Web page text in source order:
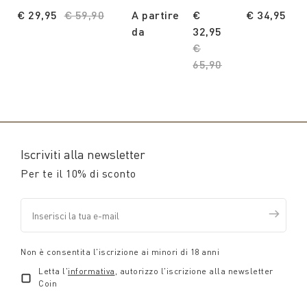
Price reduced from
€ 59,90
€ 29,95
A partire
da
Price reduced from
€
65,90to
€
32,95
€ 34,95
Iscriviti alla newsletter
Per te il 10% di sconto
Non è consentita l'iscrizione ai minori di 18 anni
Letta l'informativa , autorizzo l'iscrizione alla newsletter
Coin